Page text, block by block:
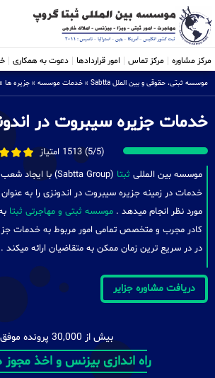
مرکز مشاوره مرکز تماس امور قراردادها دعوت به همکاری
موسسه ثبتی، حقوقی و بین الملل Sabtta » خدمات موسسه » جزیره ها »
خدمات جزیره سیبروت در
(5/5) 1513 امتیاز
موسسه بین المللی ثبتا
خدمات در زمینه جزیره سیبروت در اندونزی را به
مورد نظر انجام میدهد . موسسه ثبتی و مهاجرتی ثبتا
کادر مجرب و متخصص تمامی امور مربوط به خدمات
در در سریع ترین زمان ممکن به متقاضیان ارائه میکند .
دریافت مشاوره جزایر
بیش از 30,000 پرونده موفق
راه اندازی بیزنس و اخذ مجوز